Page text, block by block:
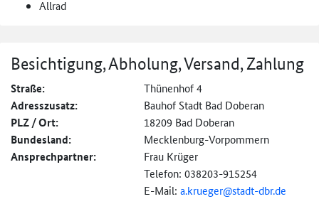
Allrad
Besichtigung, Abholung, Versand, Zahlung
Straße: Thünenhof 4
Adresszusatz: Bauhof Stadt Bad Doberan
PLZ / Ort: 18209 Bad Doberan
Bundesland: Mecklenburg-Vorpommern
Ansprechpartner:
Frau Krüger
Telefon: 038203-915254
E-Mail: a.krueger@stadt-dbr.de